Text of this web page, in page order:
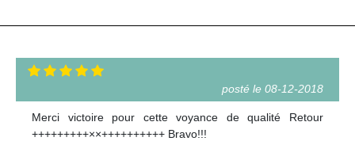
posté le 08-12-2018
Merci victoire pour cette voyance de qualité Retour
+++++++++××++++++++++ Bravo!!!